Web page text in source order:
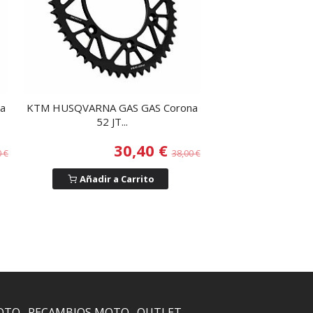
€
KTM HUSQVARNA GAS GAS Corona
52 JT...
30,40 €38,00 €
Añadir a Carrito